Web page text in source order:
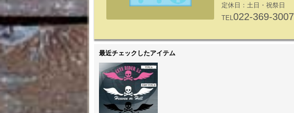
定休日：土日・祝祭日
TEL022-369-3007
最近チェックしたアイテム